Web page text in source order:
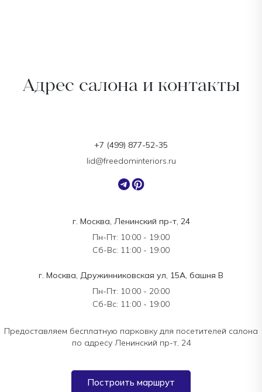
Адрес салона и контакты
г. Москва, Ленинский пр-т, 24
Пн-Пт: 10:00 - 19:00
Сб-Вс: 11:00 - 19:00
г. Москва, Дружинниковская ул, 15А, башня В
Пн-Пт: 10:00 - 20:00
Сб-Вс: 11:00 - 19:00
Предоставляем бесплатную парковку для посетителей салона
по адресу Ленинский пр-т, 24
Построить маршрут
+7 (499) 877-52-35
lid@freedominteriors.ru